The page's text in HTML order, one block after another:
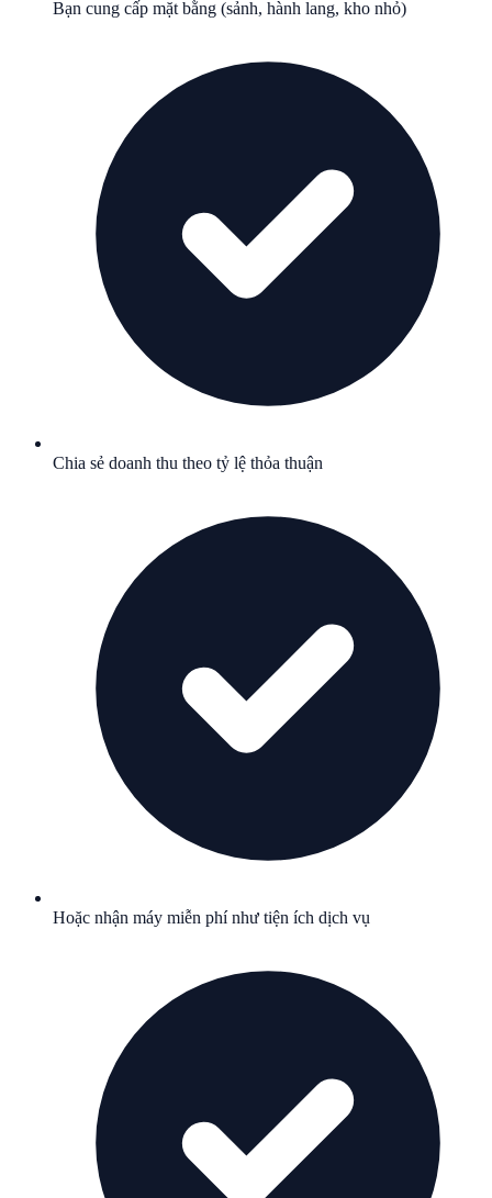
Bạn cung cấp mặt bằng (sảnh, hành lang, kho nhỏ)
Chia sẻ doanh thu theo tỷ lệ thỏa thuận
Hoặc nhận máy miễn phí như tiện ích dịch vụ